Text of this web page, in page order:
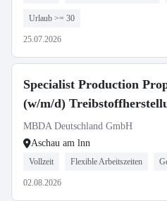
Urlaub >= 30
25.07.2026
Specialist Production
(w/m/d)
MBDA Deutschland GmbH
Aschau am lnn
Vollzeit Flexible Arbeitszeiten
02.08.2026